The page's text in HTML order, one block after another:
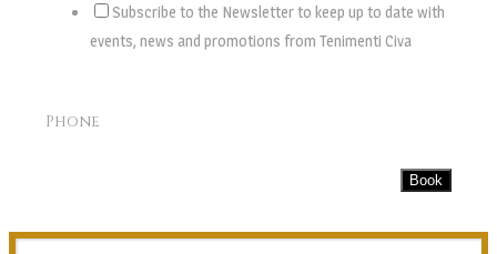
Subscribe to the Newsletter to keep up to date with
events, news and promotions from Tenimenti Civa
Phone
Book